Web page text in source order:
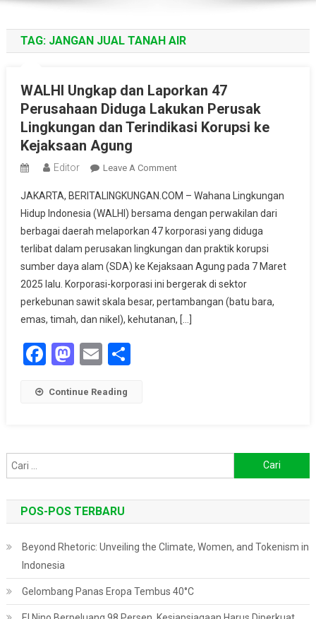
TAG: JANGAN JUAL TANAH AIR
WALHI Ungkap dan Laporkan 47
Perusahaan Diduga Lakukan Perusak
Lingkungan dan Terindikasi Korupsi ke
Kejaksaan Agung
Editor Leave A CommentOn
Ungkap
Dan
Laporkan
47
Perusahaan
Diduga
Lakukan
Perusak
JAKARTA, BERITALINGKUNGAN.COM – Wahana Lingkungan
Hidup Indonesia (WALHI) bersama dengan perwakilan dari
berbagai daerah melaporkan 47 korporasi yang diduga
terlibat dalam perusakan lingkungan dan praktik korupsi
sumber daya alam (SDA) ke Kejaksaan Agung pada 7 Maret
2025 lalu. Korporasi-korporasi ini bergerak di sektor
perkebunan sawit skala besar, pertambangan (batu bara,
emas, timah, dan nikel), kehutanan, […]
Facebook
Mastodon
EmailShare
Continue Reading
untuk:
POS-POS TERBARU
Beyond Rhetoric: Unveiling the Climate, Women, and Tokenism in
Indonesia
Gelombang Panas Eropa Tembus 40°C